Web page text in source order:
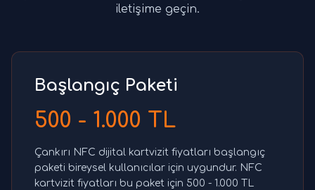
iletişime geçin.
Başlangıç Paketi
500 - 1.000 TL
Çankırı NFC dijital kartvizit fiyatları başlangıç
paketi bireysel kullanıcılar için uygundur. NFC
kartvizit fiyatları bu paket için 500 - 1.000 TL